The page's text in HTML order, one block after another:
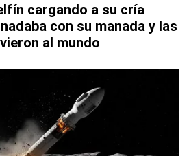
cargando a su cría
con su manada y las
al mundo